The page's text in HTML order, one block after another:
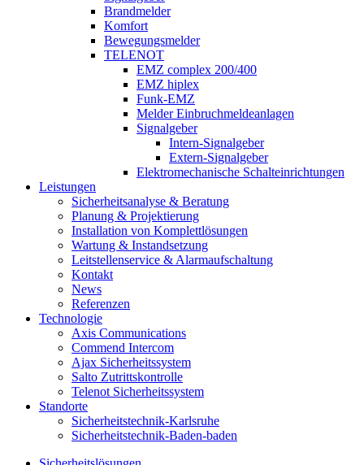
Brandmelder
Komfort
Bewegungsmelder
TELENOT
EMZ complex 200/400
EMZ hiplex
Funk-EMZ
Melder Einbruchmeldeanlagen
Signalgeber
Intern-Signalgeber
Extern-Signalgeber
Elektromechanische Schalteinrichtungen
Leistungen
Sicherheitsanalyse & Beratung
Planung & Projektierung​
Installation von Komplettlösungen
Wartung & Instandsetzung
Leitstellenservice & Alarmaufschaltung
Kontakt
News
Referenzen
Technologie
Axis Communications
Commend Intercom
Ajax Sicherheitssystem​
Salto Zutrittskontrolle
Telenot Sicherheitssystem
Standorte
Sicherheitstechnik-Karlsruhe
Sicherheitstechnik-Baden-baden